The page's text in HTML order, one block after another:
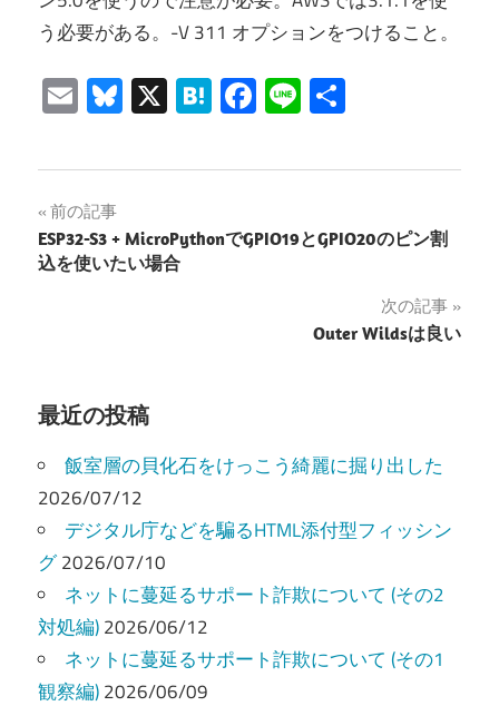
う必要がある。-V 311 オプションをつけること。
EmailBluesky
X Hatena
Facebook
Line
投
稿
ゲ
ー
シ
ョ
ン
前の記事
ESP32-S3 + MicroPythonでGPIO19とGPIO20のピン割
込を使いたい場合
次の記事
Outer Wildsは良い
最近の投稿
飯室層の貝化石をけっこう綺麗に掘り出した
2026/07/12
デジタル庁などを騙るHTML添付型フィッシン
グ2026/07/10
ネットに蔓延るサポート詐欺について (その2
対処編)2026/06/12
ネットに蔓延るサポート詐欺について (その1
観察編)2026/06/09